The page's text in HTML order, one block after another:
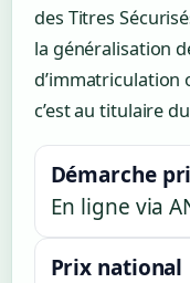
des Titres
la généralisation
d’immatriculation
c’est au titulaire
Démarche
En ligne via
Prix national